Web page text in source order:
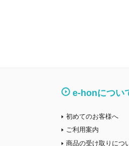
e-honについ
初めてのお客様へ
ご利用案内
商品の受け取りにつ